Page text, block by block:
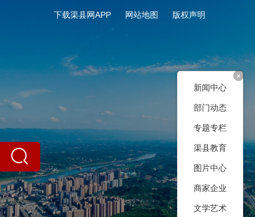
下载渠县网APP 网站地图 版权声明
+
新闻中心
部门动态
专题专栏
渠县教育
图片中心
商家企业
文学艺术